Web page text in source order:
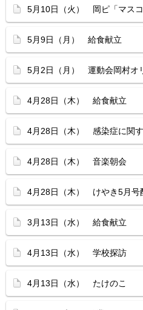
5月10日（火） 岡ピ「マスコ
5月9日（月） 給食献立
5月2日（月） 運動会岡村オ
4月28日（木） 給食献立
4月28日（木） 感染症に関
4月28日（木） 音楽朝会
4月28日（木） けやき5月号
3月13日（水） 給食献立
4月13日（水） 学校探訪
4月13日（水） たけのこ